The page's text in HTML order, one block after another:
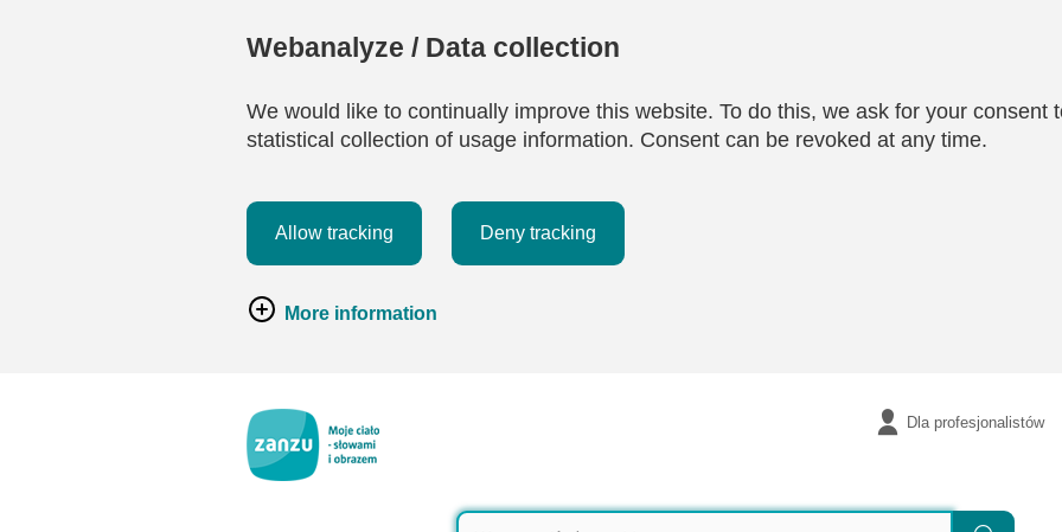
Webanalyze / Data collection
We would like to continually improve this website. To do this, we ask for your consent
statistical collection of usage information. Consent can be revoked at any time.
Allow tracking Deny tracking
More information
Dla profesjonalistów
Szukaj